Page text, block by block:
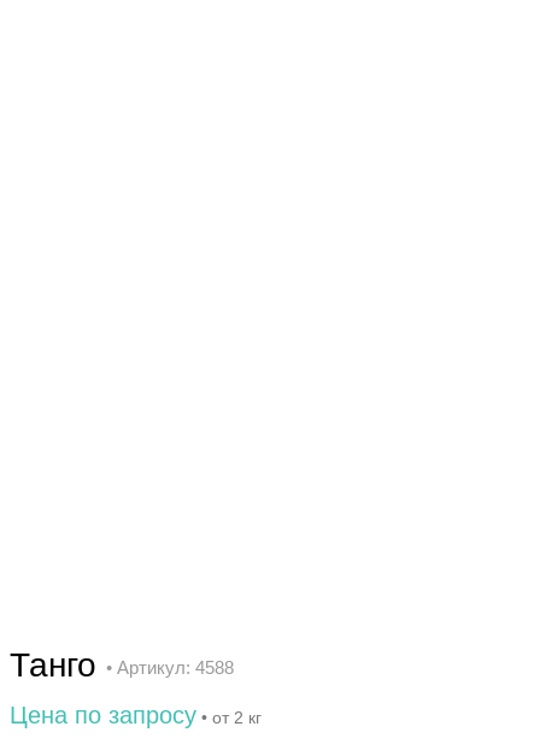
Танго • Артикул: 4588
Цена по запросу • от 2 кг